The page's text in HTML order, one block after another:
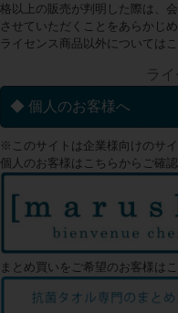
格以上の販売が判明した際は、
させていただくことをあらかじ
ライセンス商品以外については
ラ
◆ 個人のお客様へ
※このサイトは企業様向けのサイ
個人のお客様はこちらからご確
まとめ買いをご希望のお客様は